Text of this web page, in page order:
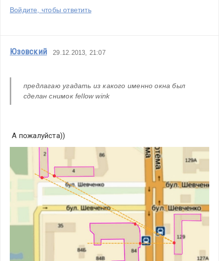
Войдите, чтобы ответить
Юзовский 29.12.2013, 21:07
предлагаю угадать из какого именно окна был
сделан снимок fellow wink
А пожалуйста))